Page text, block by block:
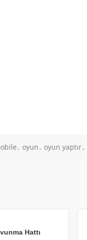
, oyun , oyun yaptır,
Hattı